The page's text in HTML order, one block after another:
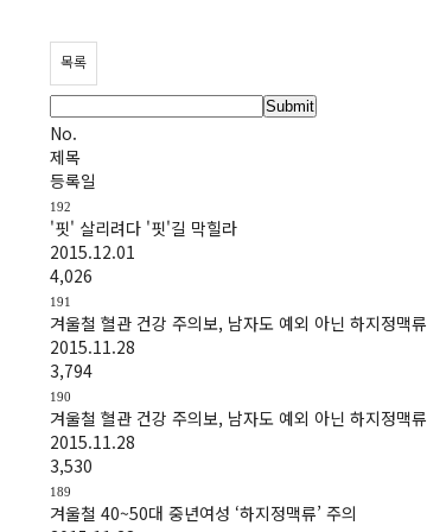
목록
Submit
No.
제목
등록일
192
'핏' 살리려다 '핏'길 막힐라
2015.12.01
4,026
191
겨울철 혈관 건강 주의보, 남자도 예외 아닌 하지정맥류
2015.11.28
3,794
190
겨울철 혈관 건강 주의보, 남자도 예외 아닌 하지정맥류
2015.11.28
3,530
189
겨울철 40~50대 중년여성 ‘하지정맥류’ 주의